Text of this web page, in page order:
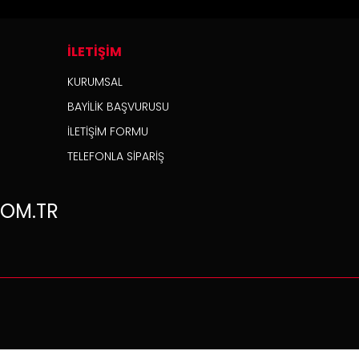
İLETİŞİM
KURUMSAL
BAYİLİK BAŞVURUSU
İLETİŞİM FORMU
TELEFONLA SİPARİŞ